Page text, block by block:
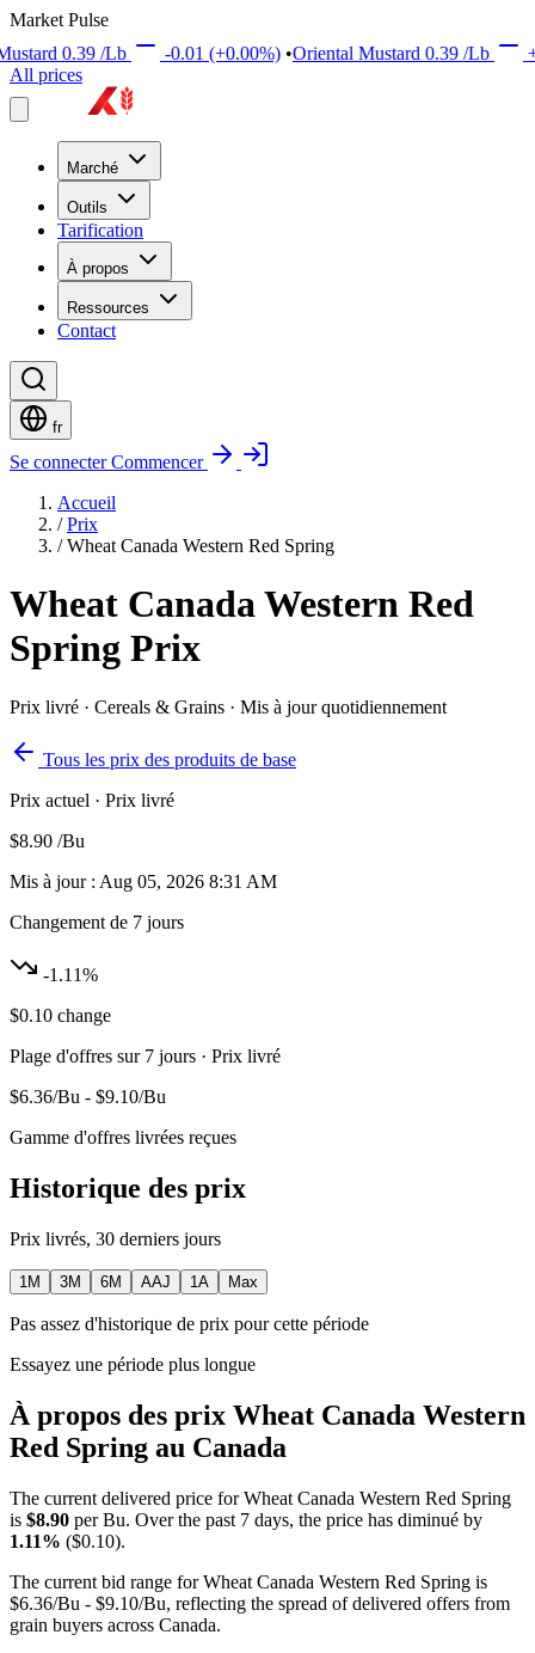
Market Pulse
0.39/Lb -0.01 (+0.00%) •Oriental Mustard 0.39/Lb +0.01
All prices
Marché
Outils
Tarification
À propos
Ressources
Contact
fr
Se connecter Commencer
Accueil
/ Prix
/ Wheat Canada Western Red Spring
Wheat Canada Western Red
Spring Prix
Prix livré · Cereals & Grains · Mis à jour quotidiennement
Tous les prix des produits de base
Prix actuel · Prix livré
$8.90 /Bu
Mis à jour : Aug 05, 2026 8:31 AM
Changement de 7 jours
-1.11%
$0.10 change
Plage d'offres sur 7 jours · Prix livré
$6.36/Bu - $9.10/Bu
Gamme d'offres livrées reçues
Historique des prix
Prix livrés, 30 derniers jours
1M 3M 6M AAJ 1A Max
Pas assez d'historique de prix pour cette période
Essayez une période plus longue
À propos des prix Wheat Canada Western
Red Spring au Canada
The current delivered price for Wheat Canada Western Red Spring
is $8.90 per Bu. Over the past 7 days, the price has diminué by
1.11% ($0.10).
The current bid range for Wheat Canada Western Red Spring is
$6.36/Bu - $9.10/Bu, reflecting the spread of delivered offers from
grain buyers across Canada.